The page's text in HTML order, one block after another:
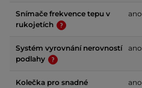
Snímače frekvence tepu v
rukojetích
ano
Systém vyrovnání nerovností
podlahy
ano
Kolečka pro snadné
ano